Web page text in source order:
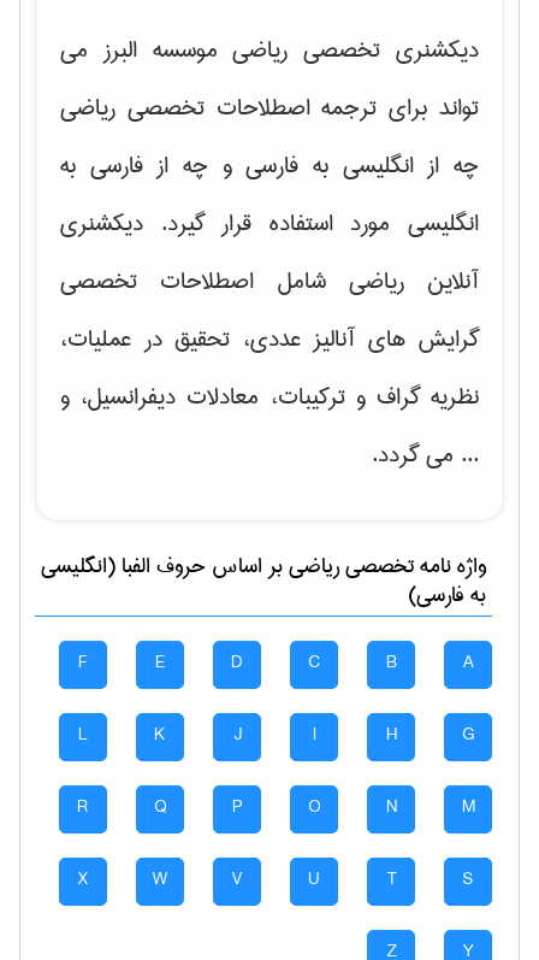
دیکشنری تخصصی ریاضی موسسه البرز می
تواند برای ترجمه اصطلاحات تخصصی ریاضی
چه از انگلیسی به فارسی و چه از فارسی به
انگلیسی مورد استفاده قرار گیرد. دیکشنری
آنلاین ریاضی شامل اصطلاحات تخصصی
گرایش های آنالیز عددی، تحقیق در عملیات،
نظریه گراف و تركیبات، معادلات دیفرانسیل، و
... می گردد.
واژه نامه تخصصیرياضیبر اساس حروف الفبا (انگلیسی
به فارسی)
A
B
C
D
E
F
G
H
I
J
K
L
M
N
O
P
Q
R
S
T
U
V
W
X
Y
Z